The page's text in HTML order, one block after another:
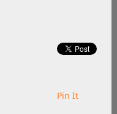
Pin It